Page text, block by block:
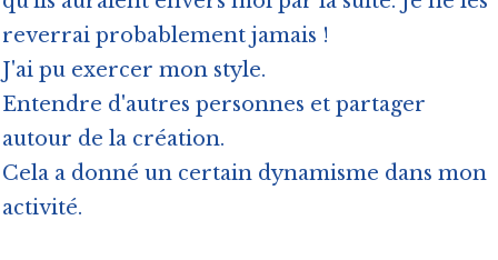
reverrai probablement jamais !
J'ai pu exercer mon style.
Entendre d'autres personnes et partager
autour de la création.
Cela a donné un certain dynamisme dans mon
activité.